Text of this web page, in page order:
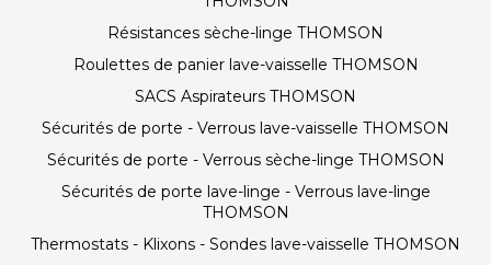
Résistances sèche-linge THOMSON
Roulettes de panier lave-vaisselle THOMSON
SACS Aspirateurs THOMSON
Sécurités de porte - Verrous lave-vaisselle THOMSON
Sécurités de porte - Verrous sèche-linge THOMSON
Sécurités de porte lave-linge - Verrous lave-linge
THOMSON
Thermostats - Klixons - Sondes lave-vaisselle THOMSON